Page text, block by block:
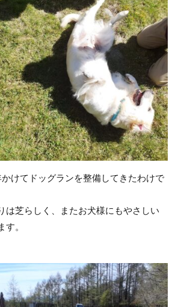
けてドッグランを整備してきたわけで
は芝らしく、またお犬様にもやさしい
す。